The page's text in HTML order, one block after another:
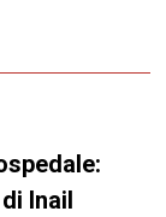
Inail